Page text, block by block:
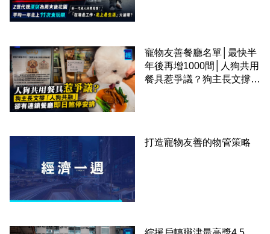
寵物友善餐廳名單│最快半
年後再增1000間│人狗共用
餐具惹爭議？狗主長文撐
打造寵物友善的物管策略